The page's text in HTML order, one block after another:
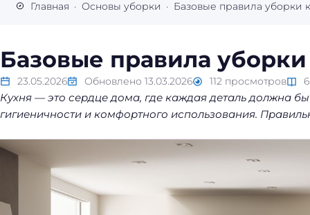
к
р
е
т
Главная Основы уборки Базовые правила уборки
Базовые правила
23.05.2026 Обновлено 13.03.2026 112 просмотров 6
Кухня — это сердце дома, где каждая деталь должна
гигиеничности и комфортного использования.